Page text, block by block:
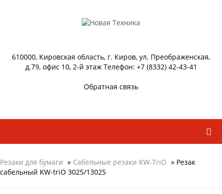
610000, Кировская область, г. Киров, ул. Преображенская,
д.79, офис 10, 2-й этаж Телефон: +7 (8332) 42-43-41
Обратная связь
Резаки для бумаги » Сабельные резаки KW-TriO » Резак
сабельный KW-triO 3025/13025